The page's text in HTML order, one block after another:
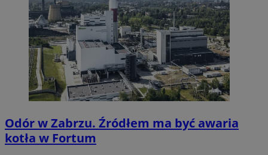
Odór w Zabrzu. Źródłem ma być awaria
kotła w Fortum